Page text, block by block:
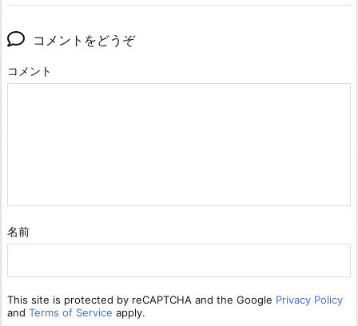
コメントをどうぞ
コメント
名前
This site is protected by reCAPTCHA and the Google Privacy Policy
and Terms of Service apply.